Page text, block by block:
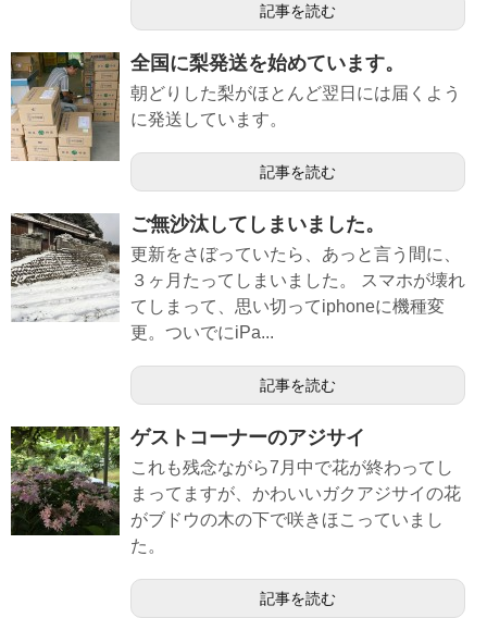
記事を読む
全国に梨発送を始めています。
朝どりした梨がほとんど翌日には届くよう
に発送しています。
記事を読む
ご無沙汰してしまいました。
更新をさぼっていたら、あっと言う間に、
３ヶ月たってしまいました。 スマホが壊れ
てしまって、思い切ってiphoneに機種変
更。ついでにiPa...
記事を読む
ゲストコーナーのアジサイ
これも残念ながら7月中で花が終わってし
まってますが、かわいいガクアジサイの花
がブドウの木の下で咲きほこっていまし
た。
記事を読む